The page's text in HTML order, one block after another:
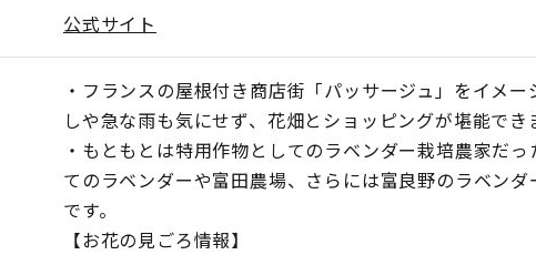
公式サイト
・フランスの屋根付き商店街「パッサージュ」をイメ
しや急な雨も気にせず、花畑とショッピングが堪能でき
・もともとは特用作物としてのラベンダー栽培農家だ
てのラベンダーや富田農場、さらには富良野のラベン
です。
【お花の見ごろ情報】